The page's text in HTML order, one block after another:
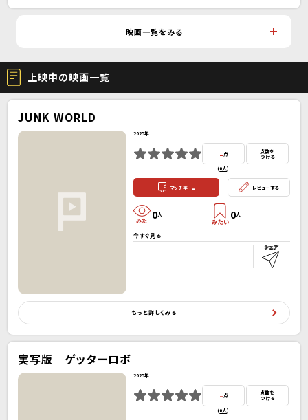
映画一覧をみる
上映中の映画一覧
JUNK WORLD
2025年
- 点
(0人）
点数を
つける
マッチ率 - レビューする
0人 0人
今すぐ見る
もっと詳しくみる
実写版 ゲッターロボ
2025年
-点
(0人）
点数を
つける